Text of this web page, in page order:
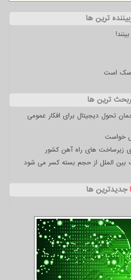
ترین ها
است
ترین ها
تحول دیجیتال برای افکار عمومی
خواست
زیرساخت های راه آهن کشور
بین الملل از حجم بسته کسر می شود
جدیدترین ها